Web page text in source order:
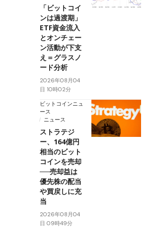
「ビットコイ
ンは過渡期」
ETF資金流入
とオンチェー
ン活動が下支
え＝グラスノ
ード分析
2026年08月04
日 10時02分
ビットコインニュ
ース
ニュース
ストラテジ
ー、164億円
相当のビット
コインを売却
──売却益は
優先株の配当
や買戻しに充
当
2026年08月04
日 09時49分